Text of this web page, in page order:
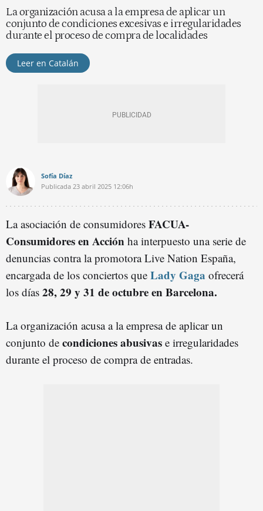
La organización acusa a la empresa de aplicar un
conjunto de condiciones excesivas e irregularidades
durante el proceso de compra de localidades
Leer en Catalán
Sofía Díaz
Publicada 23 abril 2025 12:06h
La asociación de consumidores FACUA-
Consumidores en Acción ha interpuesto una serie de
denuncias contra la promotora Live Nation España,
encargada de los conciertos que Lady Gaga ofrecerá
los días 28, 29 y 31 de octubre en Barcelona.
La organización acusa a la empresa de aplicar un
conjunto de condiciones abusivas e irregularidades
durante el proceso de compra de entradas.